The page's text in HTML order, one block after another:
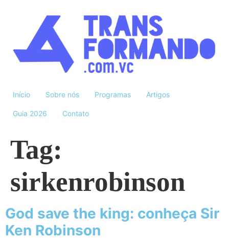
Início Sobre nós Programas Artigos
Guia 2026 Contato
Tag:
sirkenrobinson
God save the king: conheça Sir
Ken Robinson